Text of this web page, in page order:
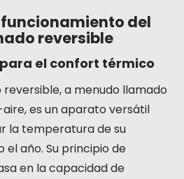
del
reversible
para el confort térmico
reversible, a menudo llamado
es un aparato versátil
la temperatura de su
año. Su principio de
en la capacidad de